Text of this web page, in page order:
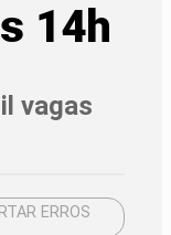
14h
vagas
ERROS